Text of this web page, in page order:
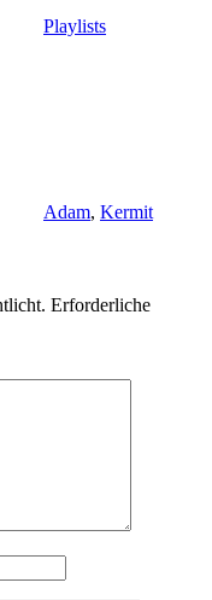
Playlists
Adam, Kermit
Erforderliche